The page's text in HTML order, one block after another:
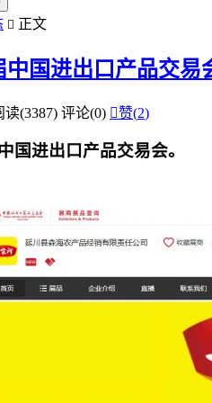
 正文
中国进出口产品交易
读(3387) 评论(0) 赞(2)
国进出口产品交易会。